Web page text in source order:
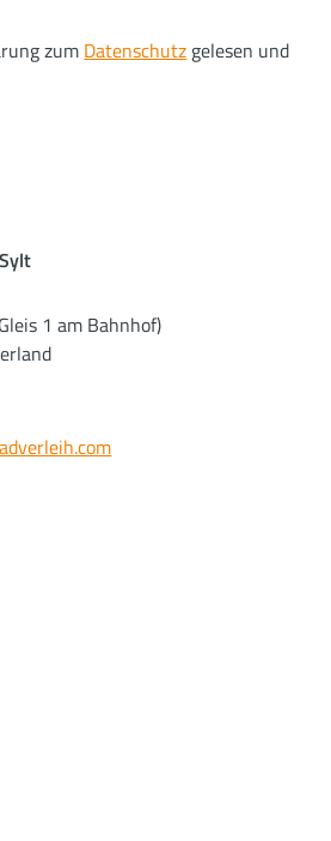
zum Datenschutz gelesen und
1 am Bahnhof)